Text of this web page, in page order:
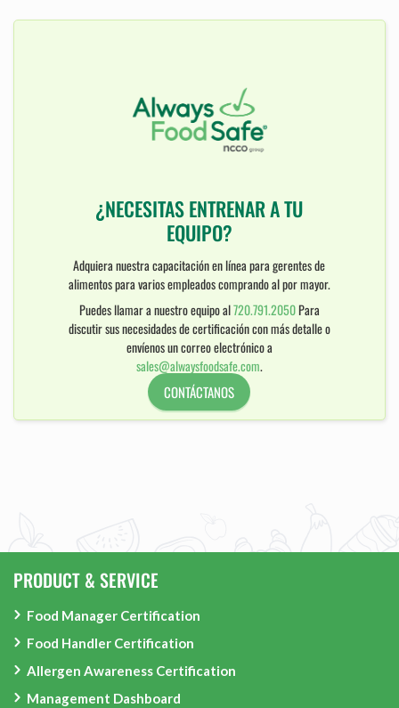
¿NECESITAS ENTRENAR A TU
EQUIPO?
Adquiera nuestra capacitación en línea para gerentes de
alimentos para varios empleados comprando al por mayor.
Puedes llamar a nuestro equipo al720.791.2050Para
discutir sus necesidades de certificación con más detalle o
envíenos un correo electrónico a
sales@alwaysfoodsafe.com.
CONTÁCTANOS
PRODUCT & SERVICE
Food Manager Certification
Food Handler Certification
Allergen Awareness Certification
Management Dashboard